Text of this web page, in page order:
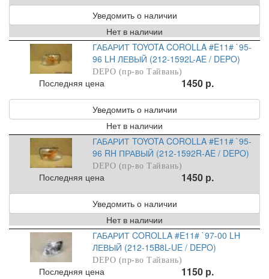
Уведомить о наличии
Нет в наличии
ГАБАРИТ TOYOTA COROLLA #E11# `95-
96 LH ЛЕВЫЙ (212-1592L-AE / DEPO)
DEPO (пр-во Тайвань)
Последняя цена 1450 р.
Уведомить о наличии
Нет в наличии
ГАБАРИТ TOYOTA COROLLA #E11# `95-
96 RH ПРАВЫЙ (212-1592R-AE / DEPO)
DEPO (пр-во Тайвань)
Последняя цена 1450 р.
Уведомить о наличии
Нет в наличии
ГАБАРИТ COROLLA #E11# `97-00 LH
ЛЕВЫЙ (212-15B8L-UE / DEPO)
DEPO (пр-во Тайвань)
Последняя цена 1150 р.